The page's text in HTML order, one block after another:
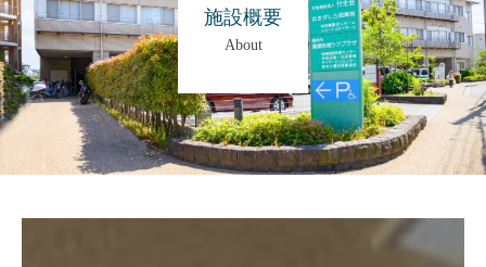
施設概要
About
サービス
貸室